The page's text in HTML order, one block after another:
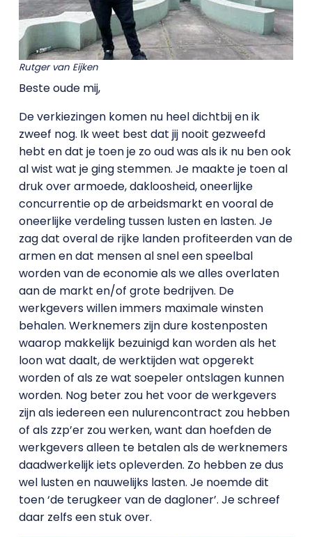
Rutger van Eijken
Beste oude mij,
De verkiezingen komen nu heel dichtbij en ik
zweef nog. Ik weet best dat jij nooit gezweefd
hebt en dat je toen je zo oud was als ik nu ben ook
al wist wat je ging stemmen. Je maakte je toen al
druk over armoede, dakloosheid, oneerlijke
concurrentie op de arbeidsmarkt en vooral de
oneerlijke verdeling tussen lusten en lasten. Je
zag dat overal de rijke landen profiteerden van de
armen en dat mensen al snel een speelbal
worden van de economie als we alles overlaten
aan de markt en/of grote bedrijven. De
werkgevers willen immers maximale winsten
behalen. Werknemers zijn dure kostenposten
waarop makkelijk bezuinigd kan worden als het
loon wat daalt, de werktijden wat opgerekt
worden of als ze wat soepeler ontslagen kunnen
worden. Nog beter zou het voor de werkgevers
zijn als iedereen een nulurencontract zou hebben
of als zzp’er zou werken, want dan hoefden de
werkgevers alleen te betalen als de werknemers
daadwerkelijk iets opleverden. Zo hebben ze dus
wel lusten en nauwelijks lasten. Je noemde dit
toen ‘de terugkeer van de dagloner’. Je schreef
daar zelfs een stuk over.